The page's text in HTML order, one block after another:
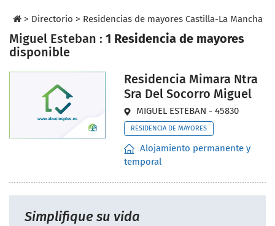
> Directorio > Residencias de mayores Castilla-La Mancha
Miguel Esteban : 1 Residencia de mayores
disponible
Residencia Mimara Ntra
Sra Del Socorro Miguel
MIGUEL ESTEBAN - 45830
RESIDENCIA DE MAYORES
Alojamiento permanente y
temporal
Simplifique su vida